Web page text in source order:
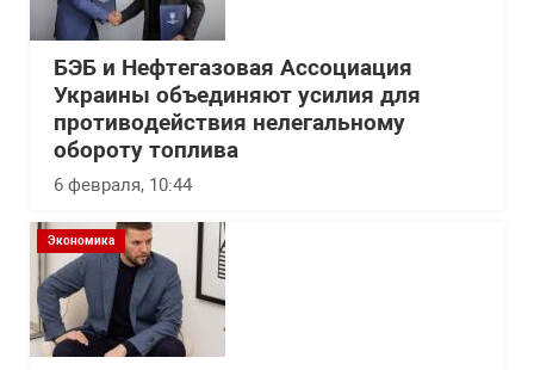
БЭБ и Нефтегазовая Ассоциация
Украины объединяют усилия для
противодействия нелегальному
обороту топлива
6 февраля, 10:44
Экономика